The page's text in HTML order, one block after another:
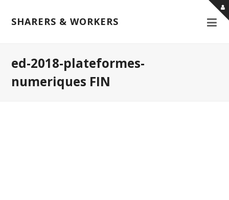
SHARERS & WORKERS
ed-2018-plateformes-
numeriques FIN